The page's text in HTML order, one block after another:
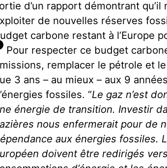
d’un rapport démontrant
de nouvelles réserves
carbone restant à l’Europe
Pour respecter ce budget
remplacer le pétrole et
3 ans – au mieux – aux 9
fossiles. “Le gaz n’est
énergie de transition. Investir
nous enfermerait pour de
aux énergies fossiles.
doivent être redirigés